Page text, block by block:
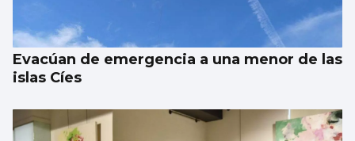
Evacúan de emergencia a una menor de las
islas Cíes